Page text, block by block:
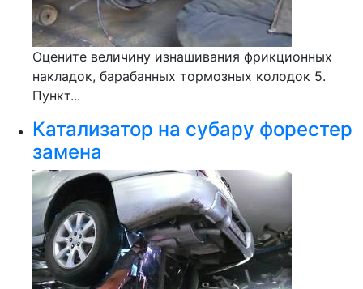
Оцените величину изнашивания фрикционных
накладок, барабанных тормозных колодок 5.
Пункт...
Катализатор на субару форестер
замена